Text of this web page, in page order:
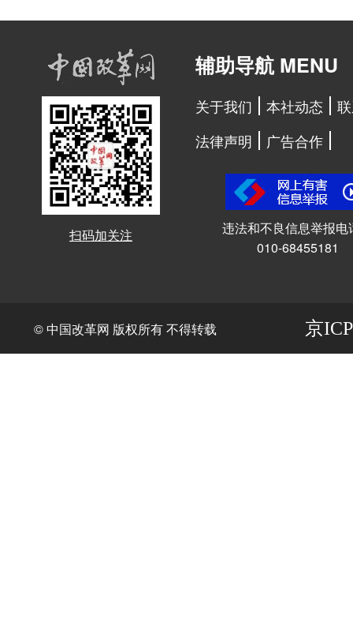
扫码加关注
辅助导航 MENU
关于我们 本社动态
法律声明
广告合作
违法和不良信息举报电
010-68455181
© 中国改革网 版权所有 不得转载 京